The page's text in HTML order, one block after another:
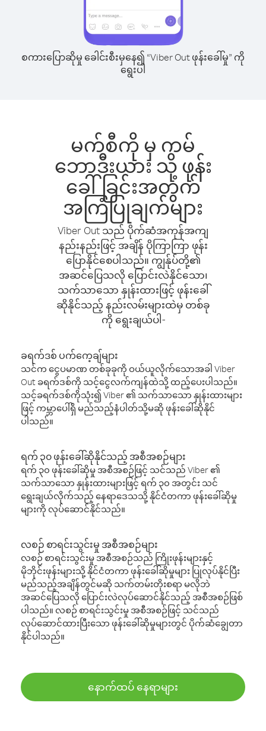
စကားပြောဆိုမှု ခေါင်းစီးမှနေ၍ “Viber Out ဖုန်းခေါ်မှု” ကို
ရွေးပါ
မက်စီကို မှ ကမ်
ဘောဒီးယား သို့ ဖုန်း
ခေါ်ခြင်းအတွက်
အကြံပြုချက်များ
Viber Out သည် ပိုက်ဆံအကုန်အကျ
နည်းနည်းဖြင့် အချိန် ပိုကြာကြာ ဖုန်း
ပြောနိုင်စေပါသည်။ ကျွန်ုပ်တို့၏
အဆင်ပြေသလို ပြောင်းလဲနိုင်သော၊
သက်သာသော နှုန်းထားဖြင့် ဖုန်းခေါ်
ဆိုနိုင်သည့် နည်းလမ်းများထဲမှ တစ်ခု
ကို ရွေးချယ်ပါ-
ခရက်ဒစ် ပက်ကေ့ချ်များ
သင်က ငွေပမာဏ တစ်ခုခုကို ဝယ်ယူလိုက်သောအခါ Viber
Out ခရက်ဒစ်ကို သင့်ငွေလက်ကျန်ထဲသို့ ထည့်ပေးပါသည်။
သင့်ခရက်ဒစ်ကိုသုံး၍ Viber ၏ သက်သာသော နှုန်းထားများ
ဖြင့် ကမ္ဘာပေါ်ရှိ မည်သည့်နံပါတ်သို့မဆို ဖုန်းခေါ်ဆိုနိုင်
ပါသည်။
ရက် ၃၀ ဖုန်းခေါ်ဆိုနိုင်သည့် အစီအစဉ်များ
ရက် ၃၀ ဖုန်းခေါ်ဆိုမှု အစီအစဉ်ဖြင့် သင်သည် Viber ၏
သက်သာသော နှုန်းထားများဖြင့် ရက် ၃၀ အတွင်း သင်
ရွေးချယ်လိုက်သည့် နေရာဒေသသို့ နိုင်ငံတကာ ဖုန်းခေါ်ဆိုမှု
များကို လုပ်ဆောင်နိုင်သည်။
လစဉ် စာရင်းသွင်းမှု အစီအစဉ်များ
လစဉ် စာရင်းသွင်းမှု အစီအစဉ်သည် ကြိုးဖုန်းများနှင့်
မိုဘိုင်းဖုန်းများသို့ နိုင်ငံတကာ ဖုန်းခေါ်ဆိုမှုများ ပြုလုပ်နိုင်ပြီး
မည်သည့်အချိန်တွင်မဆို သက်တမ်းတိုးစရာ မလိုဘဲ
အဆင်ပြေသလို ပြောင်းလဲလုပ်ဆောင်နိုင်သည့် အစီအစဉ်ဖြစ်
ပါသည်။ လစဉ် စာရင်းသွင်းမှု အစီအစဉ်ဖြင့် သင်သည်
လုပ်ဆောင်ထားပြီးသော ဖုန်းခေါ်ဆိုမှုများတွင် ပိုက်ဆံချွေတာ
နိုင်ပါသည်။
နောက်ထပ် နေရာများ